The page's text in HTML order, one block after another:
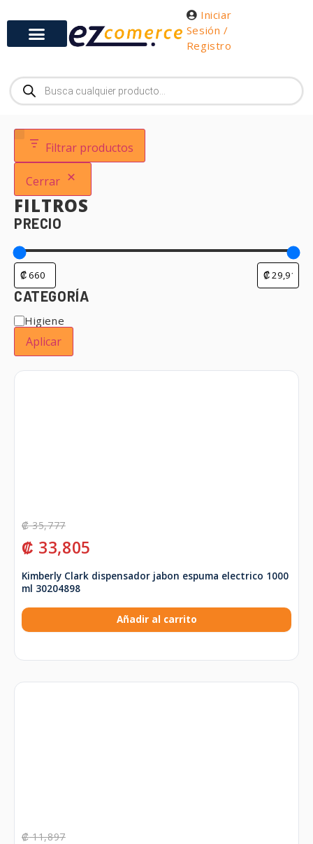
Iniciar
Sesión /
Registro
Filtrar productos
Cerrar
FILTROS
PRECIO
CATEGORÍA
Higiene
Aplicar
₡35,777
₡ 33,805
Kimberly Clark dispensador jabon espuma electrico 1000
ml 30204898
Añadir al carrito
₡11,897